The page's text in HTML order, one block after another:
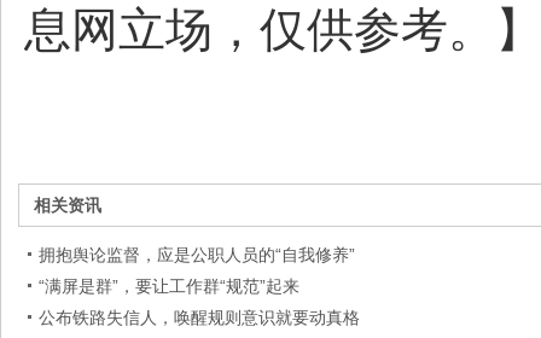
息网立场，仅供参考。】
相关资讯
拥抱舆论监督，应是公职人员的“自我修养”
“满屏是群”，要让工作群“规范”起来
公布铁路失信人，唤醒规则意识就要动真格